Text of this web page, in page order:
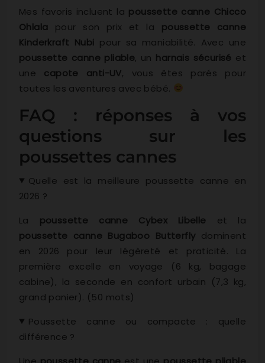
Mes favoris incluent la poussette canne Chicco
Ohlala pour son prix et la poussette canne
Kinderkraft Nubi pour sa maniabilité. Avec une
poussette canne pliable, un harnais sécurisé et
une capote anti-UV, vous êtes parés pour
toutes les aventures avec bébé.
FAQ : réponses à vos
questions sur les
poussettes cannes
Quelle est la meilleure poussette canne en
2026 ?
La poussette canne Cybex Libelle et la
poussette canne Bugaboo Butterfly dominent
en 2026 pour leur légèreté et praticité. La
première excelle en voyage (6 kg, bagage
cabine), la seconde en confort urbain (7,3 kg,
grand panier). (50 mots)
Poussette canne ou compacte : quelle
différence ?